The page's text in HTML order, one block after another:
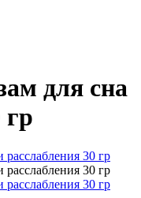
для сна
гр